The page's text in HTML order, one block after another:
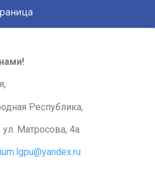
Республика,
ул. Матросова, 4а